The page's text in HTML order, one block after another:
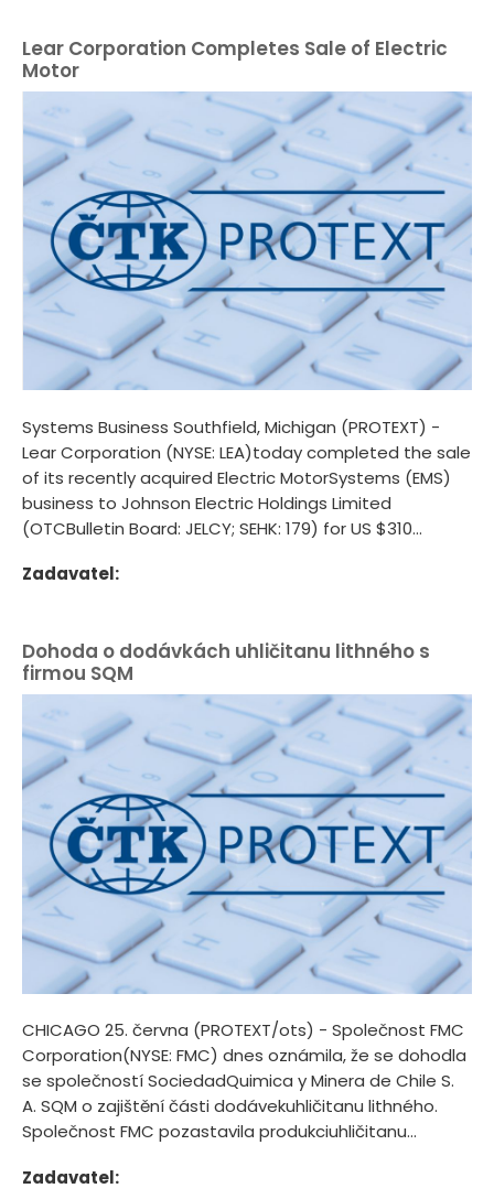
Lear Corporation Completes Sale of Electric
Motor
Systems Business Southfield, Michigan (PROTEXT) -
Lear Corporation (NYSE: LEA)today completed the sale
of its recently acquired Electric MotorSystems (EMS)
business to Johnson Electric Holdings Limited
(OTCBulletin Board: JELCY; SEHK: 179) for US $310...
Zadavatel:
Dohoda o dodávkách uhličitanu lithného s
firmou SQM
CHICAGO 25. června (PROTEXT/ots) - Společnost FMC
Corporation(NYSE: FMC) dnes oznámila, že se dohodla
se společností SociedadQuimica y Minera de Chile S.
A. SQM o zajištění části dodávekuhličitanu lithného.
Společnost FMC pozastavila produkciuhličitanu...
Zadavatel: